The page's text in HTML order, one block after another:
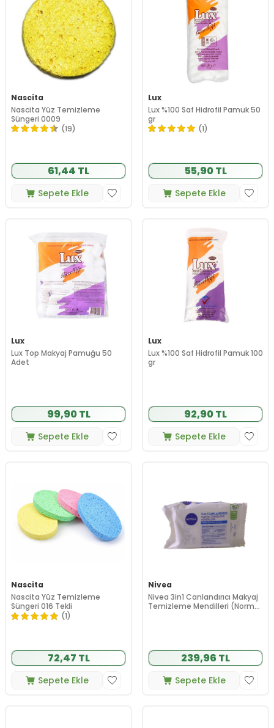
Nascita
Nascita Yüz Temizleme
Süngeri 0009
(19)
61,44 TL
Sepete Ekle
Lux
Lux %100 Saf Hidrofil Pamuk 50
gr
(1)
55,90 TL
Sepete Ekle
Lux
Lux Top Makyaj Pamuğu 50
Adet
99,90 TL
Sepete Ekle
Lux
Lux %100 Saf Hidrofil Pamuk 100
gr
92,90 TL
Sepete Ekle
Nascita
Nascita Yüz Temizleme
Süngeri 016 Tekli
(1)
72,47 TL
Sepete Ekle
Nivea
Nivea 3in1 Canlandırıcı Makyaj
Temizleme Mendilleri (Normal
239,96 TL
Sepete Ekle